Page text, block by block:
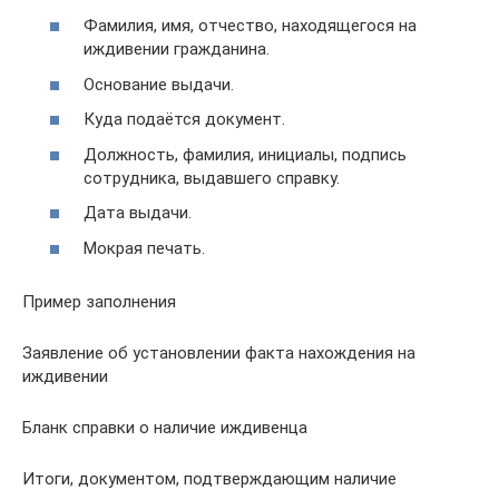
Фамилия, имя, отчество, находящегося на
иждивении гражданина.
Основание выдачи.
Куда подаётся документ.
Должность, фамилия, инициалы, подпись
сотрудника, выдавшего справку.
Дата выдачи.
Мокрая печать.
Пример заполнения
Заявление об установлении факта нахождения на
иждивении
Бланк справки о наличие иждивенца
Итоги, документом, подтверждающим наличие